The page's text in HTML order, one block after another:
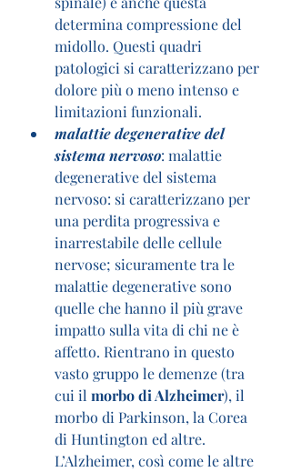
determina compressione del
midollo. Questi quadri
patologici si caratterizzano per
dolore più o meno intenso e
limitazioni funzionali.
malattie degenerative del
sistema nervoso: malattie
degenerative del sistema
nervoso: si caratterizzano per
una perdita progressiva e
inarrestabile delle cellule
nervose; sicuramente tra le
malattie degenerative sono
quelle che hanno il più grave
impatto sulla vita di chi ne è
affetto. Rientrano in questo
vasto gruppo le demenze (tra
cui il morbo di Alzheimer), il
morbo di Parkinson, la Corea
di Huntington ed altre.
L’Alzheimer, così come le altre